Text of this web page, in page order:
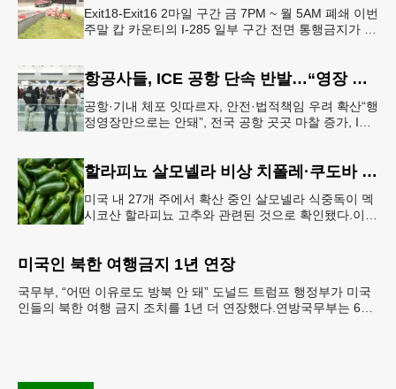
Exit18-Exit16 2마일 구간 금 7PM ~ 월 5AM 폐쇄 이번
주말 캅 카운티의 I-285 일부 구간 전면 통행금지가 시
항공사들, ICE 공항 단속 반발…“영장 없인 협조 불가”
공항·기내 체포 잇따르자, 안전·법적책임 우려 확산“행
정영장만으로는 안돼”, 전국 공항 곳곳 마찰 증가, ICE
할라피뇨 살모넬라 비상 치폴레·쿠도바 긴급 회수
미국 내 27개 주에서 확산 중인 살모넬라 식중독이 멕
시코산 할라피뇨 고추와 관련된 것으로 확인됐다.이에
미국인 북한 여행금지 1년 연장
국무부, “어떤 이유로도 방북 안 돼” 도널드 트럼프 행정부가 미국
인들의 북한 여행 금지 조치를 1년 더 연장했다.연방국무부는 6일